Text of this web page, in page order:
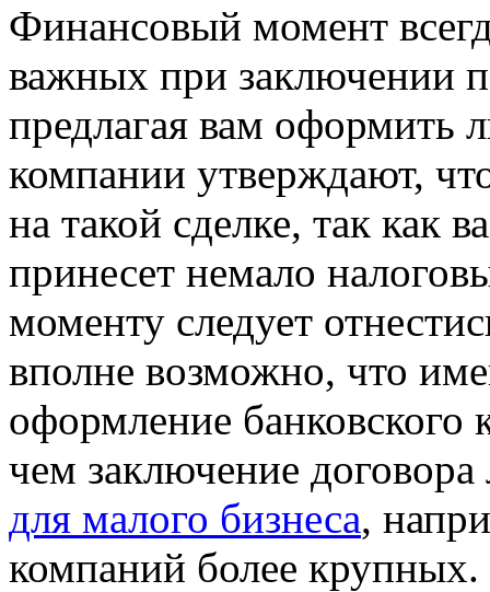
Финансовый момент
важных при заключении
предлагая вам оформить
компании утверждают,
на такой сделке, так как
принесет немало
моменту следует
вполне возможно, что
оформление банковского
чем заключение
для малого бизнеса,
компаний более крупных.